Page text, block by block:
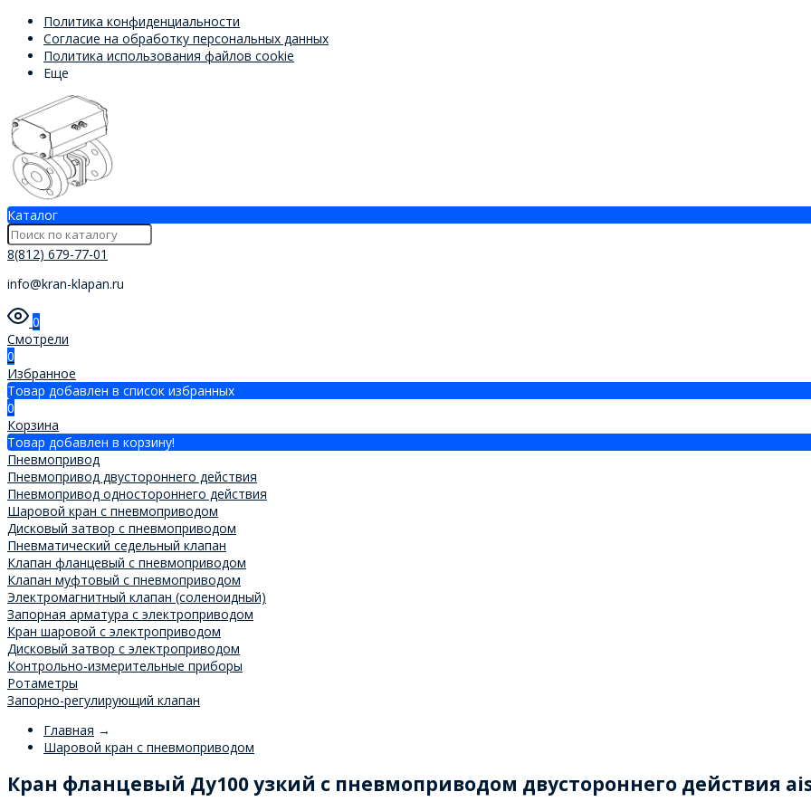
Политика конфиденциальности
Согласие на обработку персональных данных
Политика использования файлов cookie
Еще
Каталог
8(812) 679-77-01
info@kran-klapan.ru
0
Смотрели
0
Избранное
Товар добавлен в список избранных
0
Корзина
Товар добавлен в корзину!
Пневмопривод
Пневмопривод двустороннего действия
Пневмопривод одностороннего действия
Шаровой кран с пневмоприводом
Дисковый затвор с пневмоприводом
Пневматический седельный клапан
Клапан фланцевый с пневмоприводом
Клапан муфтовый с пневмоприводом
Электромагнитный клапан (соленоидный)
Запорная арматура с электроприводом
Кран шаровой с электроприводом
Дисковый затвор с электроприводом
Контрольно-измерительные приборы
Ротаметры
Запорно-регулирующий клапан
Главная →
Шаровой кран с пневмоприводом
Кран фланцевый Ду100 узкий с пневмоприводом двустороннего действия